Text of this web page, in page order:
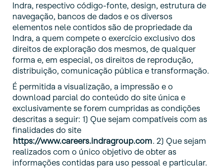
Indra, respectivo código-fonte, design, estrutura de
navegação, bancos de dados e os diversos
elementos nele contidos são de propriedade da
Indra, a quem compete o exercício exclusivo dos
direitos de exploração dos mesmos, de qualquer
forma e, em especial, os direitos de reprodução,
distribuição, comunicação pública e transformação.
É permitida a visualização, a impressão e o
download parcial do conteúdo do site única e
exclusivamente se forem cumpridas as condições
descritas a seguir: 1) Que sejam compatíveis com as
finalidades do site
https://www.careers.indragroup.com. 2) Que sejam
realizados com o único objetivo de obter as
informações contidas para uso pessoal e particular.